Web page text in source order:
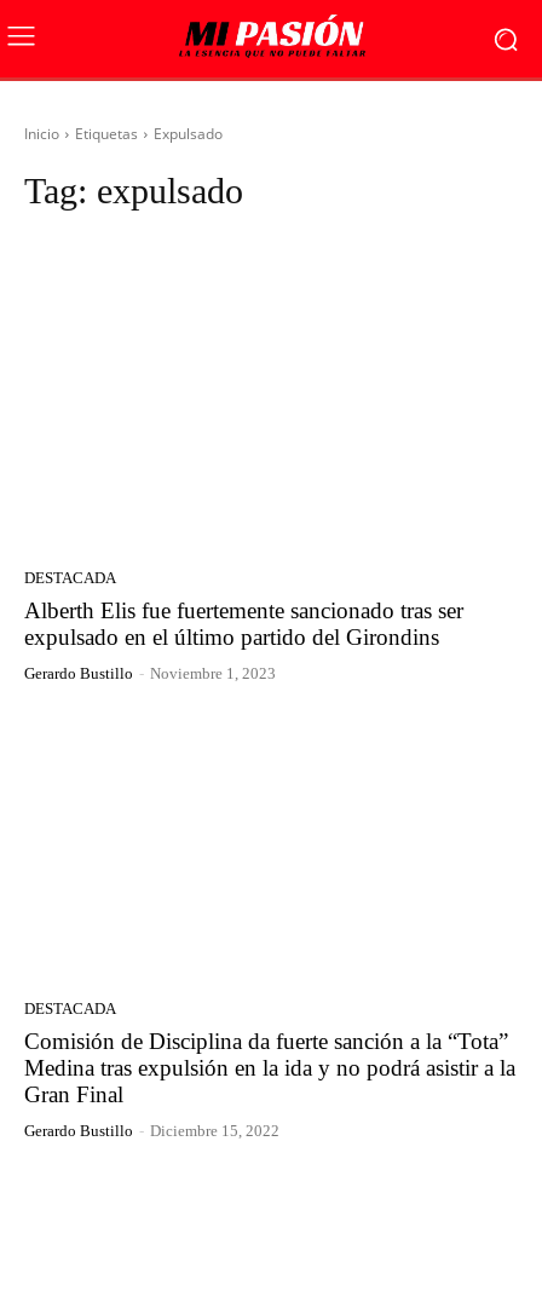
Inicio Etiquetas Expulsado
Tag: expulsado
DESTACADA
Alberth Elis fue fuertemente sancionado tras ser
expulsado en el último partido del Girondins
Gerardo Bustillo - Noviembre 1, 2023
DESTACADA
Comisión de Disciplina da fuerte sanción a la “Tota”
Medina tras expulsión en la ida y no podrá asistir a la
Gran Final
Gerardo Bustillo - Diciembre 15, 2022